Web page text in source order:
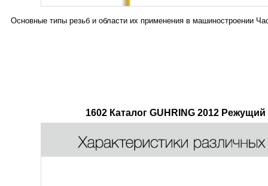
Основные типы резьб и области их применения в машиностроении
1602 Каталог GUHRING 2012